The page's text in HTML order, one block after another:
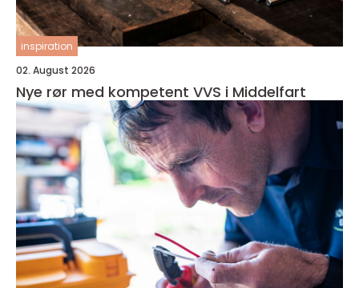
inspiration
02. August 2026
Nye rør med kompetent VVS i Middelfart